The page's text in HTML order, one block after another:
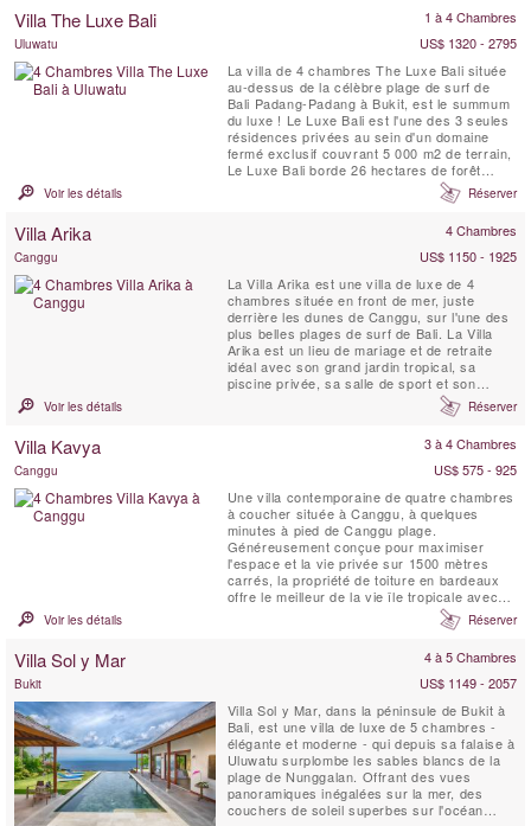
Sungai Tinggi Beach Villa peut également
Villa The Luxe Bali 1 à 4 Chambres
Uluwatu
US$ 1320 - 2795
La villa de 4 chambres The Luxe Bali située
au-dessus de la célèbre plage de surf de
Bali Padang-Padang à Bukit, est le summum
du luxe ! Le Luxe Bali est l'une des 3 seules
résidences privées au sein d'un domaine
fermé exclusif couvrant 5 000 m2 de terrain,
Le Luxe Bali borde 26 hectares de forêt
vierge. Perchée sur l'un des meilleurs
emplacements au sommet d'une falaise de
spot de surf et les plages en contrebas, le
Voir les détails Réserver
Villa Arika 4 Chambres
Canggu
US$ 1150 - 1925
La Villa Arika est une villa de luxe de 4
chambres située en front de mer, juste
derrière les dunes de Canggu, sur l'une des
plus belles plages de surf de Bali. La Villa
Arika est un lieu de mariage et de retraite
idéal avec son grand jardin tropical, sa
piscine privée, sa salle de sport et son
personnel à plein temps. Cette villa de luxe
sur la plage offre une vue sur le Bukit de Bali
rizières en terrasses et une série de ...
Voir les détails Réserver
Villa Kavya 3 à 4 Chambres
Canggu
US$ 575 - 925
Une villa contemporaine de quatre chambres
à coucher située à Canggu, à quelques
minutes à pied de Canggu plage.
Généreusement conçue pour maximiser
l'espace et la vie privée sur 1500 mètres
carrés, la propriété de toiture en bardeaux
offre le meilleur de la vie île tropicale avec
Voir les détails Réserver
Villa Sol y Mar 4 à 5 Chambres
Bukit
US$ 1149 - 2057
Villa Sol y Mar, dans la péninsule de Bukit à
Bali, est une villa de luxe de 5 chambres -
élégante et moderne - qui depuis sa falaise à
Uluwatu surplombe les sables blancs de la
plage de Nunggalan. Offrant des vues
panoramiques inégalées sur la mer, des
couchers de soleil superbes sur l'océan